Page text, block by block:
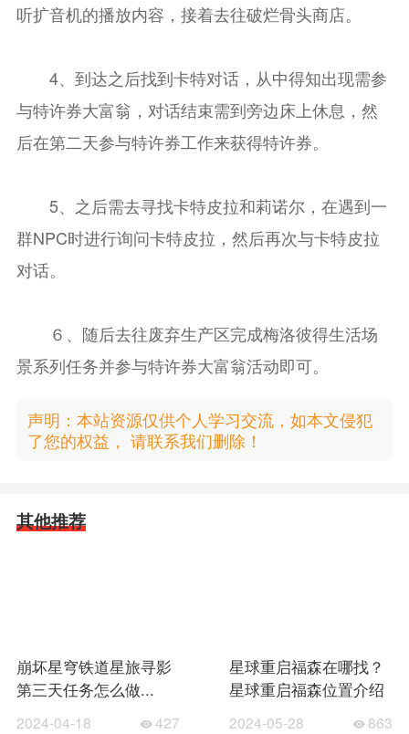
听扩音机的播放内容，接着去往破烂骨头商店。
4、到达之后找到卡特对话，从中得知出现需参
与特许券大富翁，对话结束需到旁边床上休息，然
后在第二天参与特许券工作来获得特许券。
5、之后需去寻找卡特皮拉和莉诺尔，在遇到一
群NPC时进行询问卡特皮拉，然后再次与卡特皮拉
对话。
６、随后去往废弃生产区完成梅洛彼得生活场
景系列任务并参与特许券大富翁活动即可。
声明：本站资源仅供个人学习交流，如本文侵犯
了您的权益， 请联系我们删除！
其他推荐
崩坏星穹铁道星旅寻影
第三天任务怎么做...
2024-04-18 427
星球重启福森在哪找？
星球重启福森位置介绍
2024-05-28 863